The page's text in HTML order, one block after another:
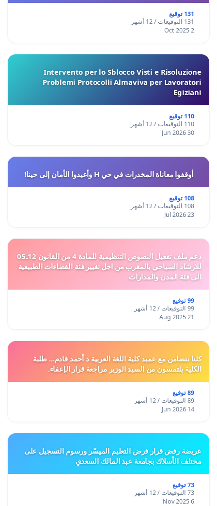
131 توقيع
131 التوقيعات / 12 أشهر
2 Oct 2025
Intervento per lo Sblocco Visti e Risoluzione
Problemi Protocolli Almaviva per Lavoratori
Egiziani
110 توقيع
110 التوقيعات / 12 أشهر
30 Jun 2026
أوقفوا معاناة المخدرات في حي H وأعيدوا الأمان إلى حينا!
108 توقيع
108 التوقيعات / 12 أشهر
23 Jul 2026
دعم ملف تفعيل النصوص التنظيمية للمادة 4 من القانون 12ـ05
للارشاد السياحي بالمغرب من اجل تغيير فئة الفضاءات الطبيعية
الى فئة المدن والمدارات
99 توقيع
99 التوقيعات / 12 أشهر
21 Aug 2025
كلنا نتضامن مع عميد كلية اللغة العربية د أحمد قادم... طلبة
الكلية يلتمسون من السيد الوزير مراجعة قرار الإعفاء.
89 توقيع
89 التوقيعات / 12 أشهر
14 Jun 2026
عريضة رفض قرار فرض التعليم الميسّر ورسوم التسجيل على
مختلف الأسلاك بجامعة عبد المالك السعدي
73 توقيع
73 التوقيعات / 12 أشهر
6 Nov 2025